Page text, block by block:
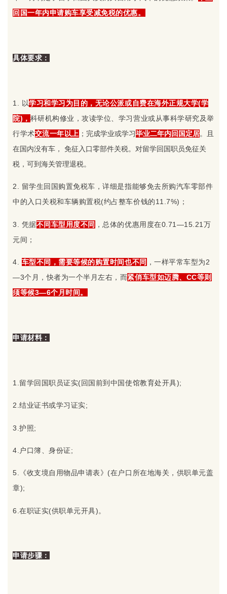
回国一年内申请购车享受减免税的优惠。
具体要求：
1. 以学习和学习为目的，无论公派或自费在海外正规大学(学
院)， 科研机构修业，攻读学位、学习营业或从事科学研究及举
行学术交流一年以上 ； 完成学业或学习毕业二年内回国定居。且
在国内没有车， 免征入口零部件关税。对留学回国职员免征关
税，可到海关管理退税。
2. 留学生回国购置免税车，详细是指能够免去所购汽车零部件
中的入口关税和车辆购置税(约占整车价钱的11.7%)；
3. 凭据不同车型用度不同 ，总体的优惠用度在0.71—15.21万
元间；
4. 车型不同，需要等候的购置时间也不同 ，一样平常车型为2
—3个月，快者为一个半月左右，而紧俏车型如迈腾、CC等则
须等候3—6个月时间。
申请材料：
1.留学回国职员证实(回国前到中国使馆教育处开具);
2.结业证书或学习证实;
3.护照;
4.户口簿、身份证;
5.《收支境自用物品申请表》(在户口所在地海关，供职单元盖
章);
6.在职证实(供职单元开具)。
申请步骤：